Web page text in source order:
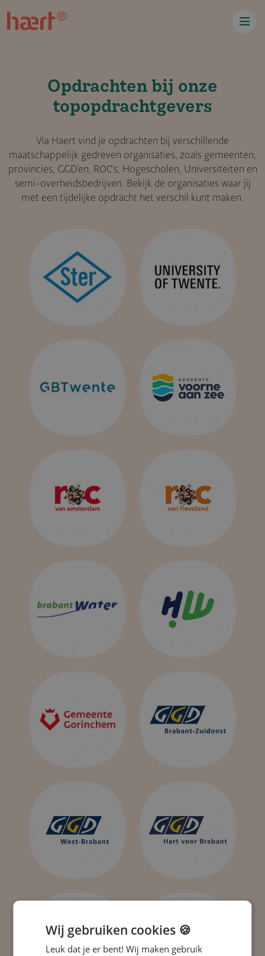
Opdrachten bij onze
topopdrachtgevers
Via Haert vind je opdrachten bij verschillende
maatschappelijk gedreven organisaties, zoals gemeenten,
provincies, GGD’en, ROC’s, Hogescholen, Universiteiten en
semi-overheidsbedrijven. Bekijk de organisaties waar jij
met een tijdelijke opdracht het verschil kunt maken.
Wij gebruiken cookies 🍪
Leuk dat je er bent! Wij maken gebruik